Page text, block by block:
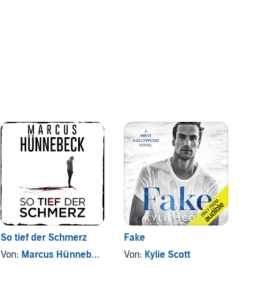
So tief der Schmerz
Von: Marcus Hünnebeck
Fake
Von: Kylie Scott